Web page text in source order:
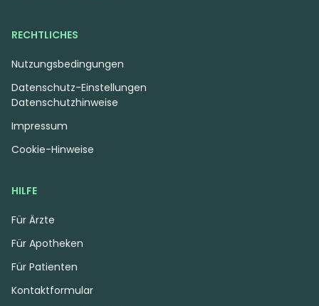
4.98 €
Hybrid Blüten
Cannamedical Hybrid
HILFE
Für Ärzte
Für Apotheken
Für Patienten
Kontaktformular
RECHTLICHES
Nutzungsbedingungen
Datenschutzhinweise
Impressum
Cookie-Hinweise
Datenschutz-Einstellungen